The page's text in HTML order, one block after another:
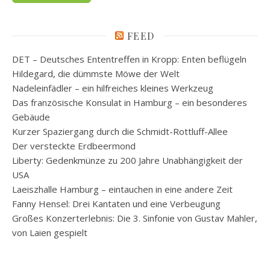
FEED
DET – Deutsches Ententreffen in Kropp: Enten beflügeln
Hildegard, die dümmste Möwe der Welt
Nadeleinfädler – ein hilfreiches kleines Werkzeug
Das französische Konsulat in Hamburg – ein besonderes
Gebäude
Kurzer Spaziergang durch die Schmidt-Rottluff-Allee
Der versteckte Erdbeermond
Liberty: Gedenkmünze zu 200 Jahre Unabhängigkeit der
USA
Laeiszhalle Hamburg – eintauchen in eine andere Zeit
Fanny Hensel: Drei Kantaten und eine Verbeugung
Großes Konzerterlebnis: Die 3. Sinfonie von Gustav Mahler,
von Laien gespielt